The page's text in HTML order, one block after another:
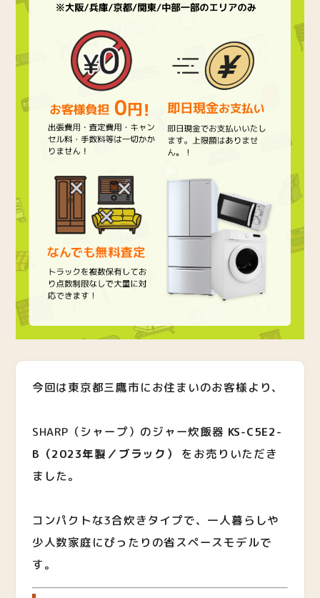
今回は東京都三鷹市にお住まいのお客様より、
SHARP（シャープ）のジャー炊飯器 KS-C5E2-
B（2023年製／ブラック）
をお売りいただき
ました。
コンパクトな3合炊きタイプで、一人暮らしや
少人数家庭にぴったりの省スペースモデルで
す。